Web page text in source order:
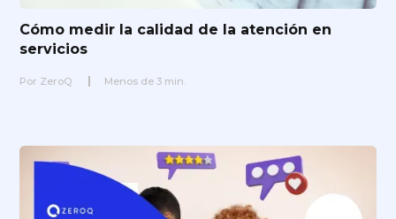
Cómo medir la calidad de la atención en
servicios
Por ZeroQ Menos de 3 min.